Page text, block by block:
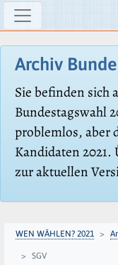
Archiv
Sie befinden sich
Bundestagswahl
problemlos, aber
Kandidaten 2021.
zur aktuellen
WEN WÄHLEN? 2021
SGV